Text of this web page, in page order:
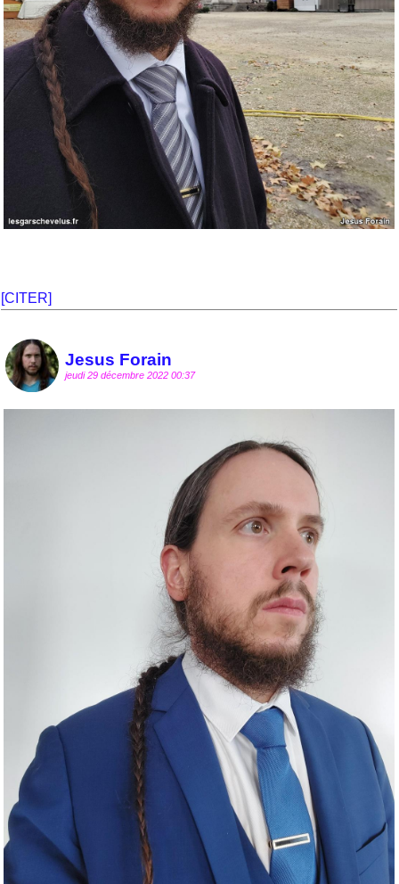
[CITER]
Jesus Forain
jeudi 29 décembre 2022 00:37